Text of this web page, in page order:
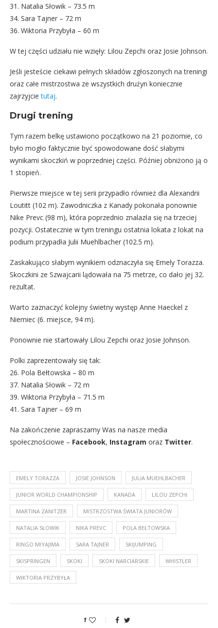
31. Natalia Słowik – 73.5 m
34. Sara Tajner – 72 m
36. Wiktoria Przybyła – 60 m
W tej części udziału nie wzięły: Lilou Zepchi oraz Josie Johnson.
Jeśli jesteście ciekawi pełnych składów zgłoszonych na treningi
oraz całe mistrzostwa ze wszystkich drużyn koniecznie
zajrzyjcietutaj.
Drugi trening
Tym razem belkę ustawiono początkowo na 21 poziomie, co
było mogło faktycznie być spowodowane dość słabymi
wynikami skoczkiń w poprzedniej części. Później obniżono ją o
1 stopień.
Pierwsze miejsce w tej serii przypadło również dla Alexandrii
Loutitt (102 m). Zawodniczka z Kanady pokonała ponownie
Nike Prevc (98 m), która poprzednio znalazła się na trzeciej
pozycji. Ostatecznie w tym treningu ostatnia lokata z lokat na
podium przypadła Julii Muehlbacher (102.5 m).
Zaskakująco słabym wynikiem odznaczyła się Emely Torazza.
Skoczkini ze Szwajcarii lądowała na 75 metrze, co dało jej 32.
rezultat.
Warto zaznaczyć kolejny świetny występ Anne Haeckel z
Niemiec (6. miejsce, 94 m).
Ponownie nie startowały Lilou Zepchi oraz Josie Johnson.
Polki zaprezentowały się tak:
26. Pola Bełtowska – 80 m
37. Natalia Słowik – 72 m
39. Wiktoria Przybyła – 71.5 m
41. Sara Tajner – 69 m
Na zakończenie zapraszamy Was na nasze media
społecznościowe – Facebook, Instagram oraz Twitter.
EMELY TORAZZA JOSIE JOHNSON JULIA MUEHLBACHER
JUNIOR WORLD CHAMPIONSHIP KANADA LILOU ZEPCHI
MARTINA ZANITZER MISTRZOSTWA ŚWIATA JUNIORÓW
NATALIA SŁOWIK NIKA PREVC POLA BEŁTOWSKA
RINGO MIYAJIMA SARA TAJNER SKIJUMPING
SKISPRINGEN SKOKI SKOKI NARCIARSKIE WHISTLER
WIKTORIA PRZYBYŁA
1